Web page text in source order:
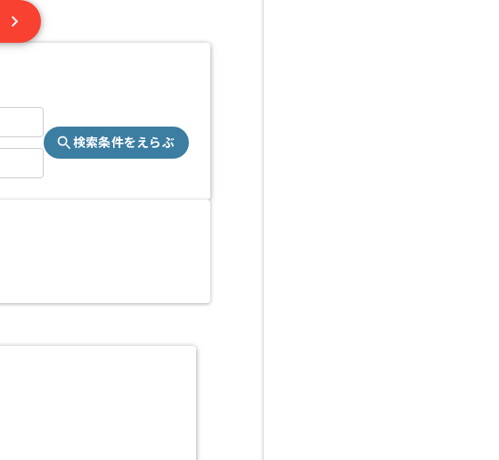
検索条件をえらぶ